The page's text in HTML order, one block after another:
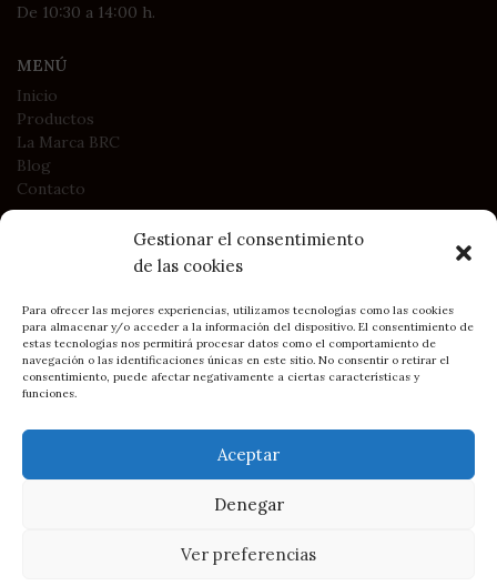
Gestionar el consentimiento
de las cookies
Para ofrecer las mejores experiencias, utilizamos tecnologías como las cookies
para almacenar y/o acceder a la información del dispositivo. El consentimiento de
estas tecnologías nos permitirá procesar datos como el comportamiento de
navegación o las identificaciones únicas en este sitio. No consentir o retirar el
consentimiento, puede afectar negativamente a ciertas características y
funciones.
Aceptar
Denegar
Ver preferencias
De 10:30 a 14:00 h.
MENÚ
Inicio
Productos
La Marca BRC
Blog
Contacto
Política de Cookies
Condiciones generales de contratación y compra
DIMAGENSoluciones Web y e-commerce
Cómo llegar: BRC en Gijón
incluido
disponibles